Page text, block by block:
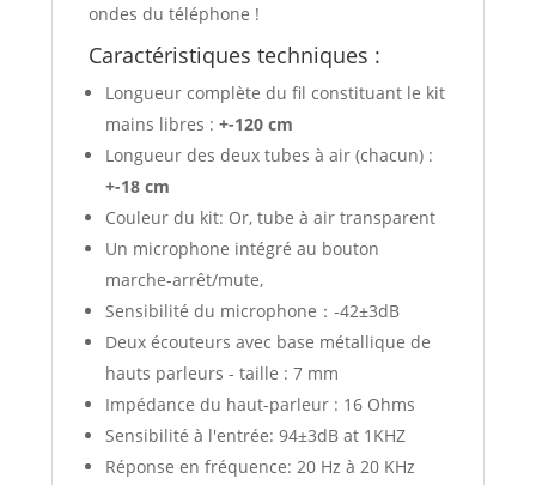
ondes du téléphone !
Caractéristiques techniques :
Longueur complète du fil constituant le kit
mains libres :+-120 cm
Longueur des deux tubes à air (chacun) :
+-18 cm
Couleur du kit: Or, tube à air transparent
Un microphone intégré au bouton
marche-arrêt/mute,
Sensibilité du microphone：-42±3dB
Deux écouteurs avec base métallique de
hauts parleurs - taille : 7 mm
Impédance du haut-parleur : 16 Ohms
Sensibilité à l'entrée: 94±3dB at 1KHZ
Réponse en fréquence: 20 Hz à 20 KHz